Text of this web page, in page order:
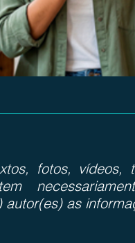
fotos, vídeos,
as